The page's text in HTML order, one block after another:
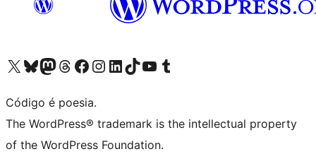
Visite a nossa conta X (antigo Twitter)
Visit our Bluesky account
Visit our Mastodon account
Visit our Threads account
Visite a nossa página do Facebook
Visite a nossa conta no Instagram
Visite a nossa conta no LinkedIn
Visit our TikTok account
Visit our YouTube channel
Visit our Tumblr account
Código é poesia.
The WordPress® trademark is the intellectual property
of the WordPress Foundation.